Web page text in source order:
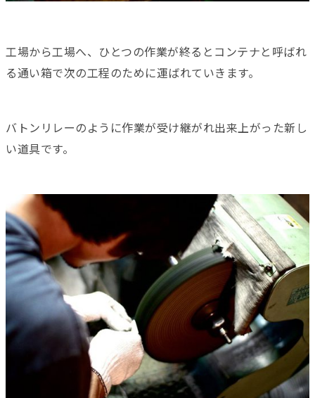
工場から工場へ、ひとつの作業が終るとコンテナと呼ばれ
る通い箱で次の工程のために運ばれていきます。
バトンリレーのように作業が受け継がれ出来上がった新し
い道具です。